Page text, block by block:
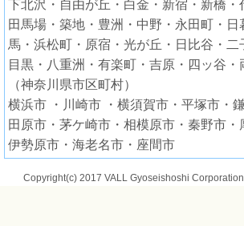
下北沢・自由が丘・白金・新宿・新橋・
田馬場・築地・豊洲・中野・永田町・日
馬・浜松町・原宿・光が丘・日比谷・二
目黒・八重洲・有楽町・吉原・四ッ谷・
（神奈川県市区町村）
横浜市 ・川崎市 ・横須賀市・平塚市・
田原市・茅ケ崎市・相模原市・秦野市・
伊勢原市・海老名市・座間市
Copyright(c) 2017 VALL Gyoseishoshi